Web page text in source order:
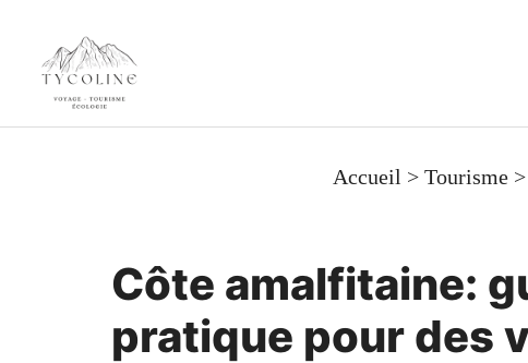
contenu
Accueil > Tourisme >
Côte amalfitaine:
pratique pour des